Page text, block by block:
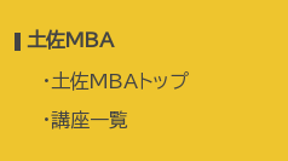
土佐MBA
土佐MBAトップ
講座一覧